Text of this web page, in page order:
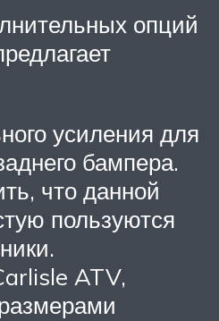
опций
усиления для
бампера.
что данной
пользуются
ATV,